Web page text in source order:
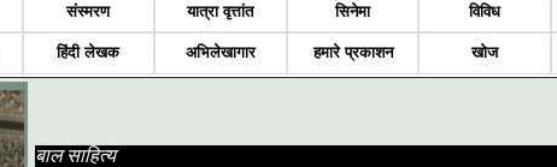
संस्मरण यात्रा वृत्तांत सिनेमा विविध
हिंदी लेखक अभिलेखागार हमारे प्रकाशन खोज
बाल साहित्य